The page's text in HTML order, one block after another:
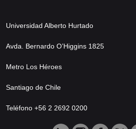
Universidad Alberto Hurtado
Avda. Bernardo O’Higgins 1825
Metro Los Héroes
Santiago de Chile
Teléfono +56 2 2692 0200